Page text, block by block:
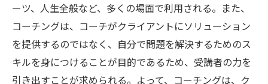
ーツ、人生全般など、多くの場面で利用される。また、
コーチングは、コーチがクライアントにソリューション
を提供するのではなく、自分で問題を解決するためのス
キルを身につけることが目的であるため、受講者の力を
引き出すことが求められる。よって、コーチングは、ク